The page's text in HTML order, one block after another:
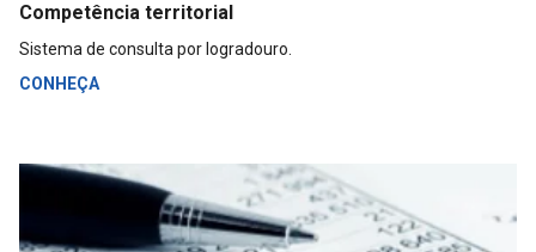
Competência territorial
Sistema de consulta por logradouro.
CONHEÇA